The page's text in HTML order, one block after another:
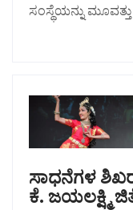
ಸಂಸ್ಥೆಯನ್ನು
ಸಾಧನೆಗಳ
ಕೆ. ಜಯಲಕ್ಷ್ಮಿ